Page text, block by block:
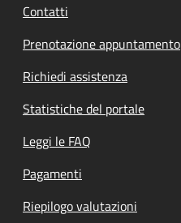
Contatti
Prenotazione appuntamento
Richiedi assistenza
Statistiche del portale
Leggi le FAQ
Pagamenti
Riepilogo valutazioni